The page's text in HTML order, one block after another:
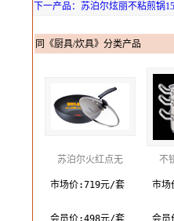
下一产品：苏泊尔炫丽不粘煎锅
同《厨具/炊具》分类产品
苏泊尔火红点无
市场价:719元/套
会员价:498元/套
不
市
会